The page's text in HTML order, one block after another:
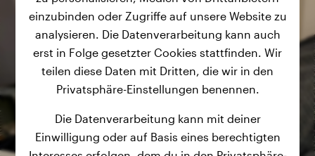
einzubinden oder Zugriffe auf unsere Website zu
analysieren. Die Datenverarbeitung kann auch
erst in Folge gesetzter Cookies stattfinden. Wir
teilen diese Daten mit Dritten, die wir in den
Privatsphäre-Einstellungen benennen.
Die Datenverarbeitung kann mit deiner
Einwilligung oder auf Basis eines berechtigten